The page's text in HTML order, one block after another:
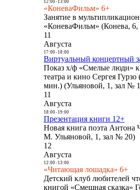
12:00- 13:00
«КоневаФильм» 6+
Занятие в
«КоневаФильм» (Конева, 6,
11
Августа
17:00- 18:00
Виртуальный концертный
Показ х/ф «Смелые люди» к
театра и кино Сергея
мин.) (Ульяновой, 1, зал №
11
Августа
18:00- 19:00
Презентация книги 12+
Новая книга поэта Антона
М. Ульяновой, 1, зал № 20)
12
Августа
12:00- 13:00
«Читающая лошадка» 6+
Детский клуб любителей
книгой «Смешная сказка»